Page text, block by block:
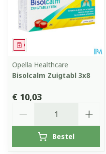
Geneesmiddel
Opella Healthcare
Bisolcalm Zuigtabl 3x8
€ 10,03
Bestel